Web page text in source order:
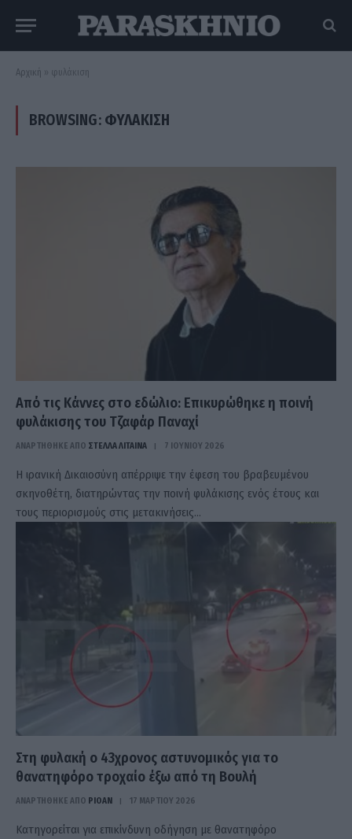
Αρχική » φυλάκιση
BROWSING: ΦΥΛΆΚΙΣΗ
Από τις Κάννες στο εδώλιο: Επικυρώθηκε η ποινή
φυλάκισης του Τζαφάρ Παναχί
ΑΝΑΡΤΗΘΗΚΕ ΑΠΟ ΣΤΈΛΛΑ ΛΊΤΑΙΝΑ 7 ΙΟΥΝΊΟΥ 2026
Η ιρανική Δικαιοσύνη απέρριψε την έφεση του βραβευμένου
σκηνοθέτη, διατηρώντας την ποινή φυλάκισης ενός έτους και
τους περιορισμούς στις μετακινήσεις…
Στη φυλακή ο 43χρονος αστυνομικός για το
θανατηφόρο τροχαίο έξω από τη Βουλή
ΑΝΑΡΤΗΘΗΚΕ ΑΠΟ PIOAN 17 ΜΑΡΤΊΟΥ 2026
Κατηγορείται για επικίνδυνη οδήγηση με θανατηφόρο